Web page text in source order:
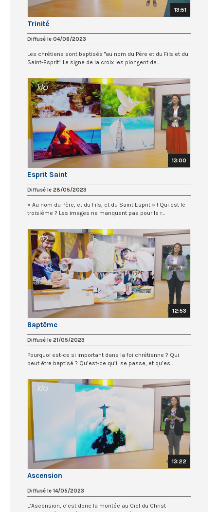
13:51
Trinité
Diffusé le 04/06/2023
Les chrétiens sont baptisés "au nom du Père et du Fils et du
Saint-Esprit". Le signe de la croix les plongent da...
13:00
Esprit Saint
Diffusé le 28/05/2023
« Au nom du Père, et du Fils, et du Saint Esprit » ! Qui est le
troisième ? Les images ne manquent pas pour le r...
12:53
Baptême
Diffusé le 21/05/2023
Pourquoi est-ce si important dans la foi chrétienne ? Qui
peut être baptisé ? Qu’est-ce qu’il se passe, et qu’es...
13:22
Ascension
Diffusé le 14/05/2023
L’Ascension, c’est donc la montée au Ciel du Christ